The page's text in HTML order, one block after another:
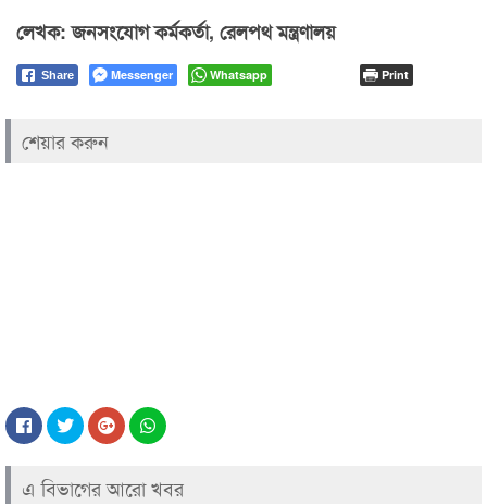
লেখক: জনসংযোগ কর্মকর্তা, রেলপথ মন্ত্রণালয়
Share Messenger Whatsapp Print
শেয়ার করুন
এ বিভাগের আরো খবর